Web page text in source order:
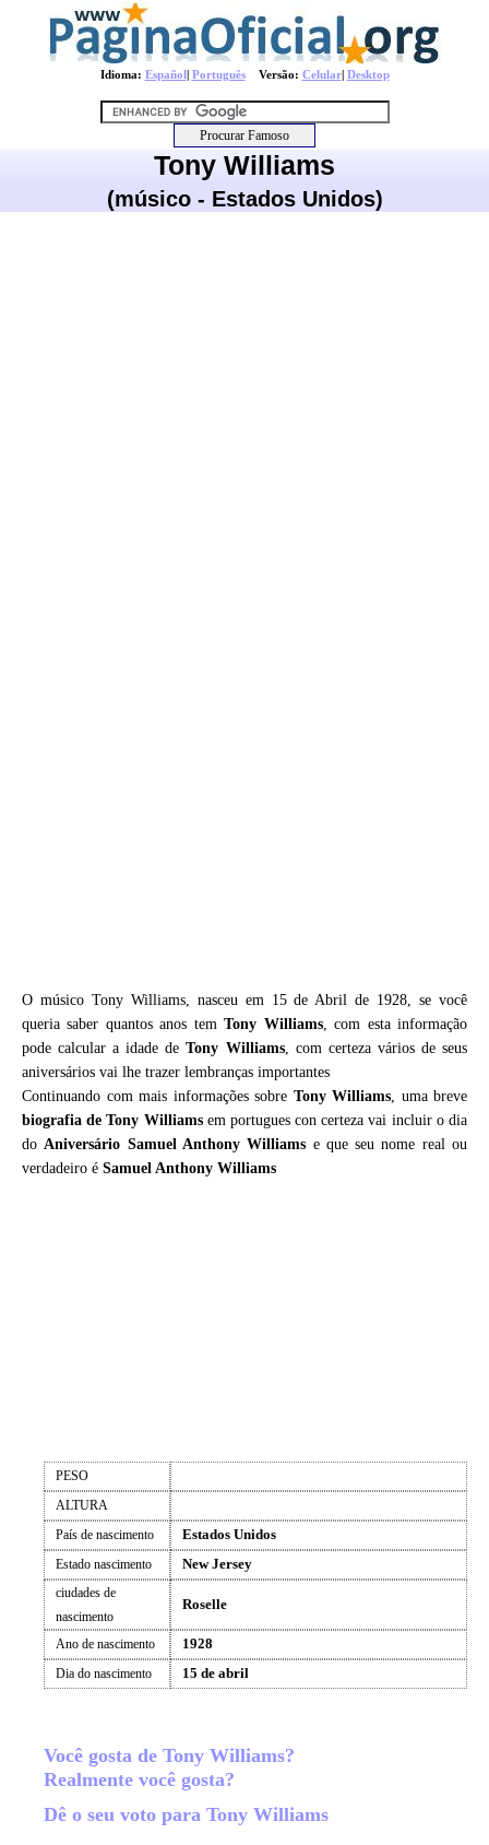
Idioma: Español| PortuguêsVersão: Celular| Desktop
Tony Williams
(músico - Estados Unidos)
O músico Tony Williams, nasceu em 15 de Abril de 1928, se você
queria saber quantos anos temTony Williams, com esta informação
pode calcular a idade deTony Williams, com certeza vários de seus
aniversários vai lhe trazer lembranças importantes
Continuando com mais informações sobre Tony Williams, uma breve
biografia deTony Williamsem portugues con certeza vai incluir o dia
doAniversário Samuel Anthony Williams e que seu nome real ou
verdadeiro é Samuel Anthony Williams
PESO
ALTURA
País de nascimento
Estados Unidos
Estado nascimento New Jersey
ciudades de
nascimento
Roselle
Ano de nascimento 1928
Dia do nascimento 15 de abril
Você gosta de Tony Williams?
Realmente você gosta?
Dê o seu voto para Tony Williams